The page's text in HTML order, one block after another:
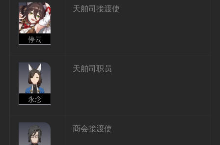
停云
天舶司接渡使
永念
天舶司职员
商会接渡使